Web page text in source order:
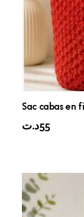
Sac cabas en
55د.ت